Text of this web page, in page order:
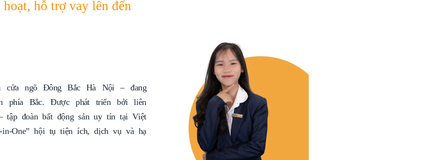
hỗ trợ vay lên đến
ngõ Đông Bắc Hà Nội – đang
phía Bắc. Được phát triển bởi liên
tập đoàn bất động sản uy tín tại Việt
One” hội tụ tiện ích, dịch vụ và hạ